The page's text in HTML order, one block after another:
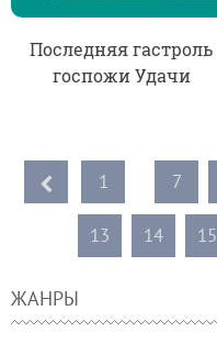
Последняя гастроль
госпожи Удачи
1 7
13 14 15
ЖАНРЫ